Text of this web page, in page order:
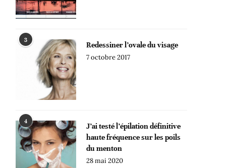
3
Redessiner l’ovale du visage
7 octobre 2017
4
J’ai testé l’épilation définitive
haute fréquence sur les poils
du menton
28 mai 2020